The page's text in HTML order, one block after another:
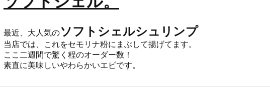
最近、大人気のソフトシェルシュリンプ
当店では、これをセモリナ粉にまぶして揚げてます。
ここ二週間で驚く程のオーダー数！
素直に美味しいやわらかいエビです。